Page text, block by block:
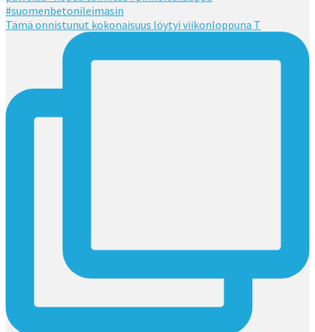
Tämä onnistunut kokonaisuus löytyi viikonloppuna T